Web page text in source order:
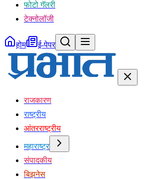
फोटो गॅलरी
टेक्नोलॉजी
होम ई-पेपर
राजकारण
राष्ट्रीय
आंतरराष्ट्रीय
महाराष्ट्र
संपादकीय
बिझनेस